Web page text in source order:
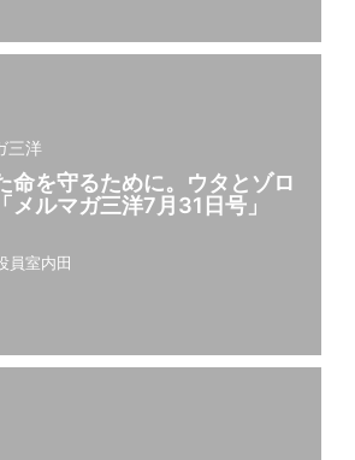
三洋
命を守るために。ウタとゾロ
メルマガ三洋7⽉31⽇号」
員室内田